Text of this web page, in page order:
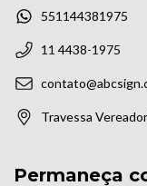
551144381975
11 4438-1975
Travessa
Permaneça